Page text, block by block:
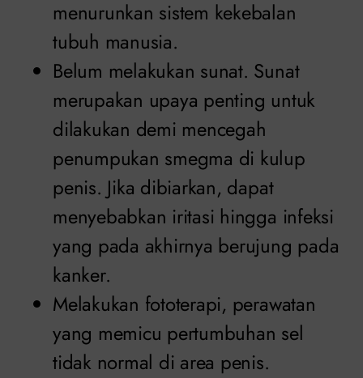
menurunkan sistem kekebalan
tubuh manusia.
Belum melakukan sunat. Sunat
merupakan upaya penting untuk
dilakukan demi mencegah
penumpukan smegma di kulup
penis. Jika dibiarkan, dapat
menyebabkan iritasi hingga infeksi
yang pada akhirnya berujung pada
kanker.
Melakukan fototerapi, perawatan
yang memicu pertumbuhan sel
tidak normal di area penis.